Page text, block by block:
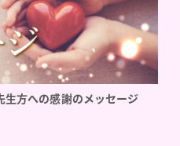
方への感謝のメッセージ